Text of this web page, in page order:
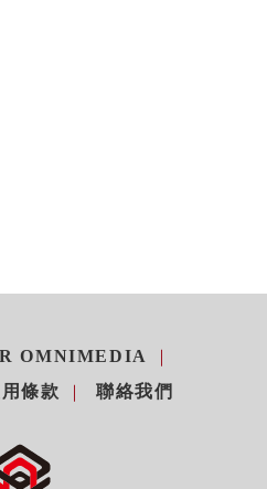
OMNIMEDIA
條款
聯絡我們